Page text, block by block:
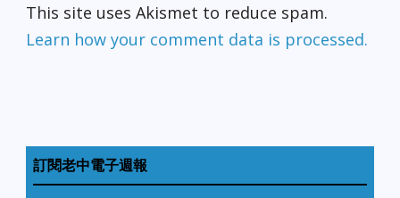
This site uses Akismet to reduce spam.
Learn how your comment data is processed.
訂閱老中電子週報